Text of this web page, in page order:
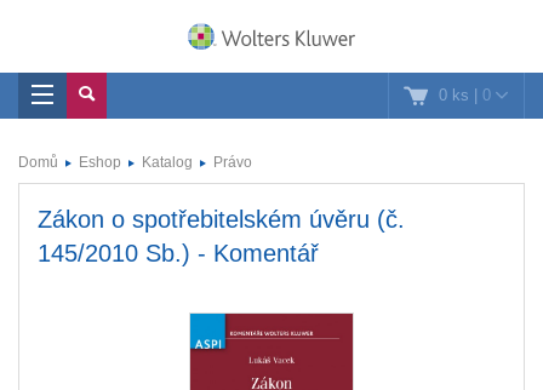
0 ks | 0
Domů Eshop Katalog Právo
Zákon o spotřebitelském úvěru (č.
145/2010 Sb.) - Komentář